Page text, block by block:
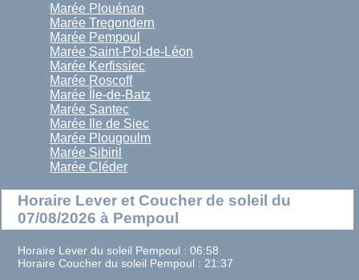
Marée Plouénan
Marée Tregondern
Marée Pempoul
Marée Saint-Pol-de-Léon
Marée Kerfissiec
Marée Roscoff
Marée Île-de-Batz
Marée Santec
Marée Ile de Siec
Marée Plougoulm
Marée Sibiril
Marée Cléder
Horaire Lever et Coucher de soleil du
07/08/2026 à Pempoul
Horaire Lever du soleil Pempoul : 06:58
Horaire Coucher du soleil Pempoul : 21:37